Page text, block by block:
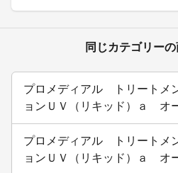
同じカテゴリー
プロメディアル トリートメ
ョンＵＶ（リキッド）ａ オ
プロメディアル トリートメ
ョンＵＶ（リキッド）ａ オ